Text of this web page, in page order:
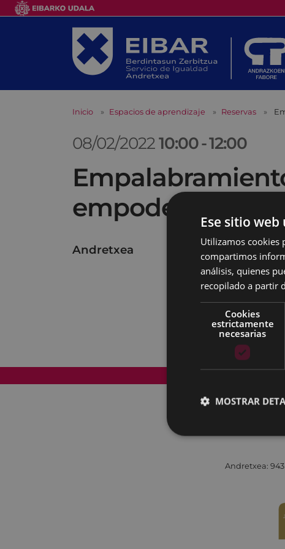
Inicio Espacios de aprendizaje Reservas
08/02/202210:00-12:00
empoderante
Andretxea
Andretxea: 943
Ese sitio
Utilizamos cookies
compartimos
análisis, quienes
recopilado a partir
Cookies
estrictamente
necesarias
MOSTRAR